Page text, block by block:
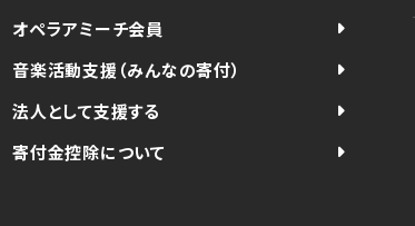
オペラアミーチ会員
音楽活動支援（みんなの寄付）
法人として支援する
寄付金控除について